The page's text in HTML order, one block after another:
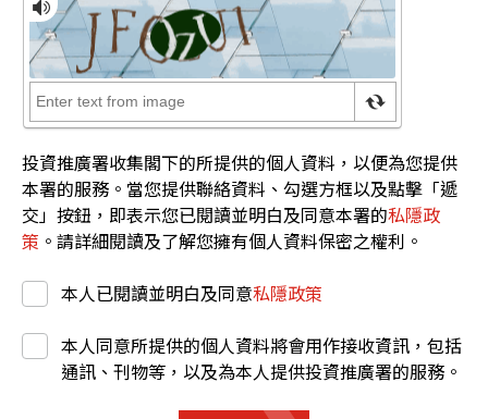
投資推廣署收集閣下的所提供的個人資料，以便為您提供
本署的服務。當您提供聯絡資料、勾選方框以及點擊「遞
交」按鈕，即表示您已閱讀並明白及同意本署的私隱政
策 。請詳細閱讀及了解您擁有個人資料保密之權利。
本人已閱讀並明白及同意私隱政策
本人同意所提供的個人資料將會用作接收資訊，包括
通訊、刊物等，以及為本人提供投資推廣署的服務。